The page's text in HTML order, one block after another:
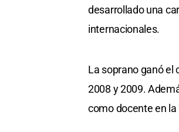
desarrollado una
internacionales.
La soprano ganó el
2008 y 2009.
como docente en